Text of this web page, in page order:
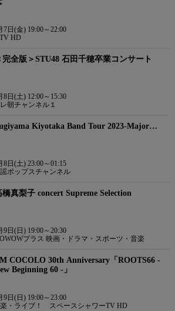
7日(金) 19:00～22:00
HD
完全版＞STU48 石田千穂卒業コンサート
8日(土) 12:00～15:30
朝チャンネル１
Kiyotaka Band Tour 2023-Major…
8日(土) 23:00～01:15
ポップスチャンネル
橋真梨子 concert Supreme Selection
9日(日) 19:00～20:30
プラス 映画・ドラマ・スポーツ・音楽
COCOLO 30th Anniversary「ROOTS66 -
Beginning 60 -」
9日(日) 19:00～23:00
・ライブ！ スペースシャワーTV HD